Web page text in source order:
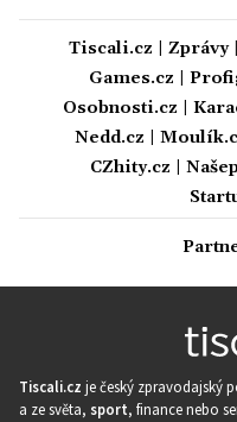
Tiscali.cz Zprávy|
Games.cz
Osobnosti.cz
Nedd.cz
CZhity.cz
Tiscali.cz je český zpravodajský
a ze světa, sport, finance nebo